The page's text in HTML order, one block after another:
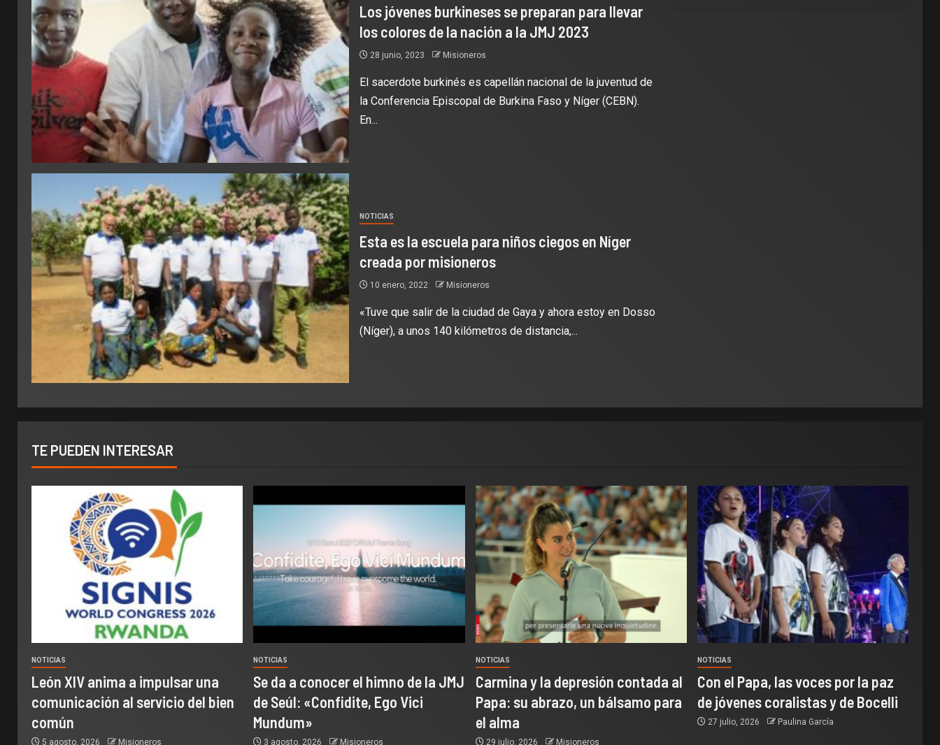
Los jóvenes burkineses se preparan para llevar
los colores de la nación a la JMJ 2023
28 junio, 2023 Misioneros
El sacerdote burkinés es capellán nacional de la juventud de
la Conferencia Episcopal de Burkina Faso y Níger (CEBN).
En...
NOTICIAS
Esta es la escuela para niños ciegos en Níger
creada por misioneros
10 enero, 2022 Misioneros
«Tuve que salir de la ciudad de Gaya y ahora estoy en Dosso
(Níger), a unos 140 kilómetros de distancia,...
TE PUEDEN INTERESAR
NOTICIAS
León XIV anima a impulsar una
comunicación al servicio del bien
común
5 agosto, 2026 Misioneros
NOTICIAS
Se da a conocer el himno de la JMJ
de Seúl: «Confidite, Ego Vici
Mundum»
3 agosto, 2026 Misioneros
NOTICIAS
Carmina y la depresión contada al
Papa: su abrazo, un bálsamo para
el alma
29 julio, 2026 Misioneros
NOTICIAS
Con el Papa, las voces por la paz
de jóvenes coralistas y de Bocelli
27 julio, 2026 Paulina García